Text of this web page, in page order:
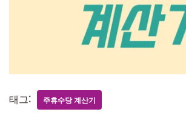
태그: 주휴수당 계산기